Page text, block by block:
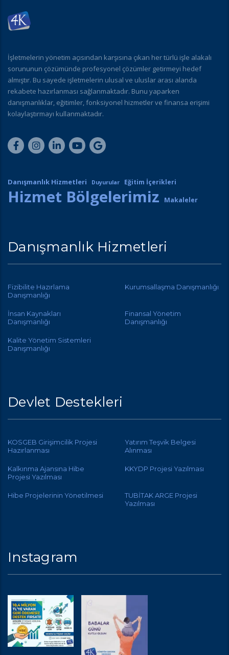
İşletmelerin yönetim açısından karşısına çıkan her türlü işle alakalı
sorununun çözümünde profesyonel çözümler getirmeyi hedef
almıştır. Bu sayede işletmelerin ulusal ve uluslar arası alanda
rekabete hazırlanması sağlanmaktadır. Bunu yaparken
danışmanlıklar, eğitimler, fonksiyonel hizmetler ve finansa erişimi
kolaylaştırmayı kullanmaktadır.
Danışmanlık Hizmetleri Duyurular Eğitim İçerikleri
Hizmet Bölgelerimiz Makaleler
Danışmanlık Hizmetleri
Fizibilite Hazırlama
Danışmanlığı
Kurumsallaşma Danışmanlığı
İnsan Kaynakları
Danışmanlığı
Finansal Yönetim
Danışmanlığı
Kalite Yönetim Sistemleri
Danışmanlığı
Devlet Destekleri
KOSGEB Girişimcilik Projesi
Hazırlanması
Yatırım Teşvik Belgesi
Alınması
Kalkınma Ajansına Hibe
Projesi Yazılması
KKYDP Projesi Yazılması
Hibe Projelerinin Yönetilmesi
TUBİTAK ARGE Projesi
Yazılması
Instagram